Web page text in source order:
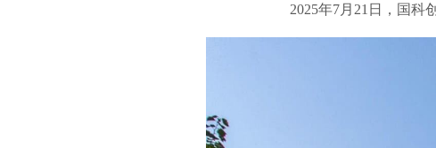
2025年7月21日，国科